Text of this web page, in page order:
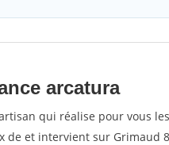
arcatura
qui réalise pour vous
de et intervient sur Grimaud